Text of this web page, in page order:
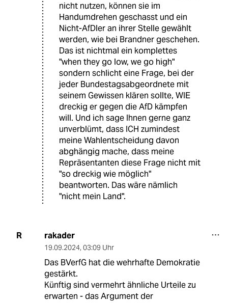
nicht nutzen, können sie im
Handumdrehen geschasst und ein
Nicht-AfDler an ihrer Stelle gewählt
werden, wie bei Brandner geschehen.
Das ist nichtmal ein komplettes
"when they go low, we go high"
sondern schlicht eine Frage, bei der
jeder Bundestagsabgeordnete mit
seinem Gewissen klären sollte, WIE
dreckig er gegen die AfD kämpfen
will. Und ich sage Ihnen gerne ganz
unverblümt, dass ICH zumindest
meine Wahlentscheidung davon
abghängig mache, dass meine
Repräsentanten diese Frage nicht mit
"so dreckig wie möglich"
beantworten. Das wäre nämlich
"nicht mein Land".
R rakader
19.09.2024, 03:09 Uhr
Das BVerfG hat die wehrhafte Demokratie
gestärkt.
Künftig sind vermehrt ähnliche Urteile zu
erwarten - das Argument der